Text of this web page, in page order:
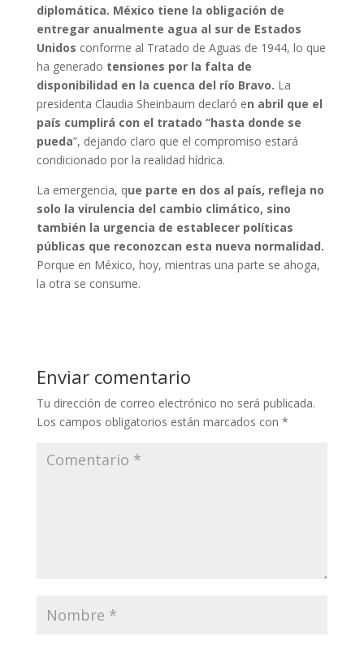
diplomática. México tiene la obligación de
entregar anualmente agua al sur de Estados
Unidos conforme al Tratado de Aguas de 1944, lo que
ha generado tensiones por la falta de
disponibilidad en la cuenca del río Bravo. La
presidenta Claudia Sheinbaum declaró en abril que el
país cumplirá con el tratado “hasta donde se
pueda”, dejando claro que el compromiso estará
condicionado por la realidad hídrica.
La emergencia, que parte en dos al país, refleja no
solo la virulencia del cambio climático, sino
también la urgencia de establecer políticas
públicas que reconozcan esta nueva normalidad.
Porque en México, hoy, mientras una parte se ahoga,
la otra se consume.
Enviar comentario
Tu dirección de correo electrónico no será publicada.
Los campos obligatorios están marcados con *